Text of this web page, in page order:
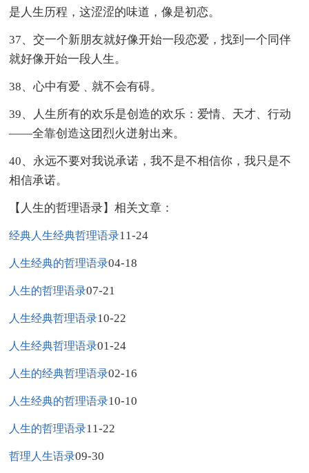
是人生历程，这涩涩的味道，像是初恋。
37、交一个新朋友就好像开始一段恋爱，找到一个同伴
就好像开始一段人生。
38、心中有爱﹑就不会有碍。
39、人生所有的欢乐是创造的欢乐：爱情、天才、行动
——全靠创造这团烈火迸射出来。
40、永远不要对我说承诺，我不是不相信你，我只是不
相信承诺。
【人生的哲理语录】相关文章：
经典人生经典哲理语录11-24
人生经典的哲理语录04-18
人生的哲理语录07-21
人生经典哲理语录10-22
人生经典哲理语录01-24
人生的经典哲理语录02-16
人生经典的哲理语录10-10
人生的哲理语录11-22
哲理人生语录09-30